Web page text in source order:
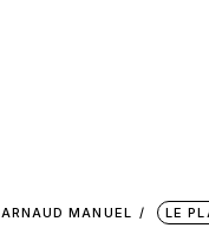
ARNAUD MANUEL LE